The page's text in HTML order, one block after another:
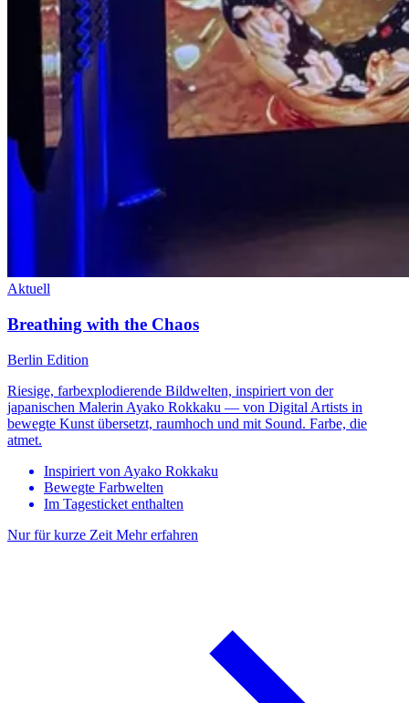
Aktuell
Breathing with the Chaos
Berlin Edition
Riesige, farbexplodierende Bildwelten, inspiriert von der
japanischen Malerin Ayako Rokkaku — von Digital Artists in
bewegte Kunst übersetzt, raumhoch und mit Sound. Farbe, die
atmet.
Inspiriert von Ayako Rokkaku
Bewegte Farbwelten
Im Tagesticket enthalten
Nur für kurze Zeit Mehr erfahren